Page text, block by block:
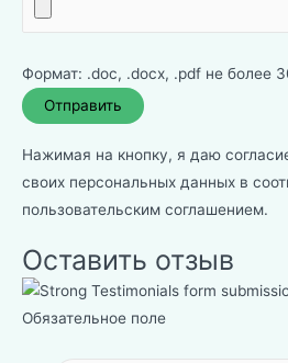
Формат: .doc, .docx, .pdf не более
Нажимая на кнопку, я даю
своих персональных данных в
пользовательским соглашением.
Оставить отзыв
Обязательное поле